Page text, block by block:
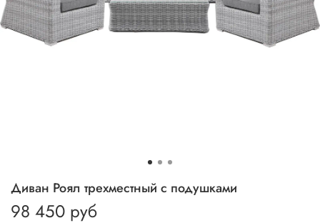
Диван Роял трехместный с подушками
98 450 руб